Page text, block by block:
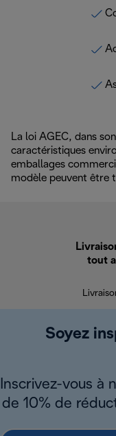
La loi AGEC, dans
caractéristiques
emballages
modèle peuvent être
tout
Soyez
Inscrivez-vous à
de 10% de